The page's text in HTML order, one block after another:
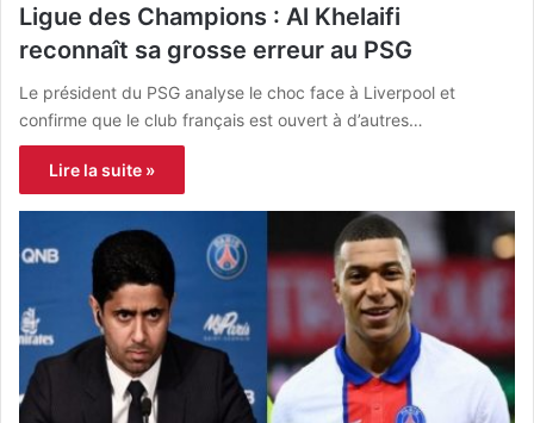
Ligue des Champions : Al Khelaifi
reconnaît sa grosse erreur au PSG
Le président du PSG analyse le choc face à Liverpool et
confirme que le club français est ouvert à d’autres…
Lire la suite »